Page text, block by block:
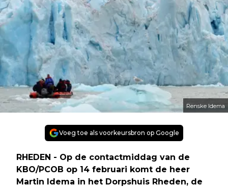
Renske Idema
Voeg toe als voorkeursbron op Google
RHEDEN - Op de contactmiddag van de
KBO/PCOB op 14 februari komt de heer
Martin Idema in het Dorpshuis Rheden, de